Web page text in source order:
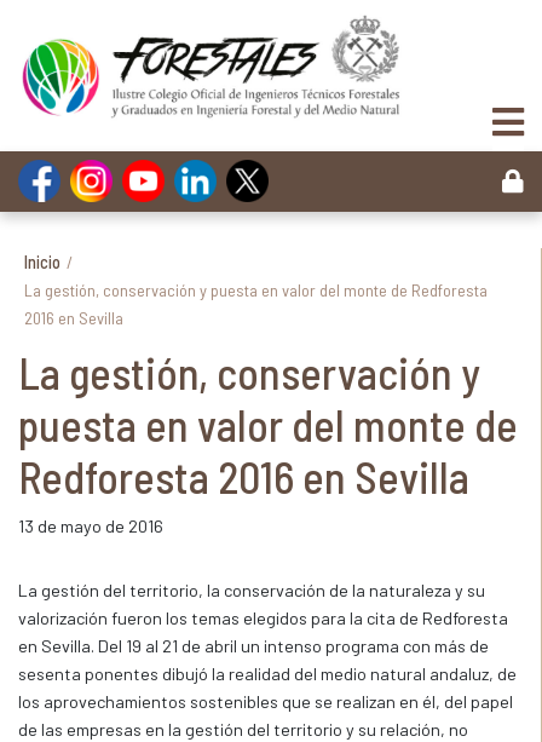
Inicio /
La gestión, conservación y puesta en valor del monte de Redforesta
2016 en Sevilla
La gestión, conservación y
puesta en valor del monte de
Redforesta 2016 en Sevilla
13 de mayo de 2016
La gestión del territorio, la conservación de la naturaleza y su
valorización fueron los temas elegidos para la cita de Redforesta
en Sevilla. Del 19 al 21 de abril un intenso programa con más de
sesenta ponentes dibujó la realidad del medio natural andaluz, de
los aprovechamientos sostenibles que se realizan en él, del papel
de las empresas en la gestión del territorio y su relación, no